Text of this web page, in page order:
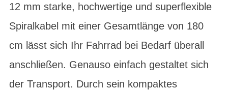
12 mm starke, hochwertige und superflexible
Spiralkabel mit einer Gesamtlänge von 180
cm lässt sich Ihr Fahrrad bei Bedarf überall
anschließen. Genauso einfach gestaltet sich
der Transport. Durch sein kompaktes